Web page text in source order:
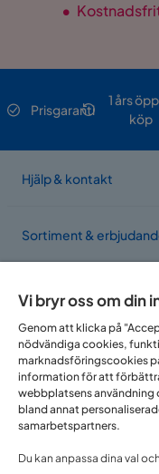
•
Prisgaranti
1 års
köp
Hjälp & kontakt
Sortiment &
Om Trademax
Vi
Vi bryr oss om din
Genom att klicka på
nödvändiga cookies,
marknadsföringscookies
information för att
webbplatsens användning
bland annat
samarbetspartners.
Du kan anpassa dina val